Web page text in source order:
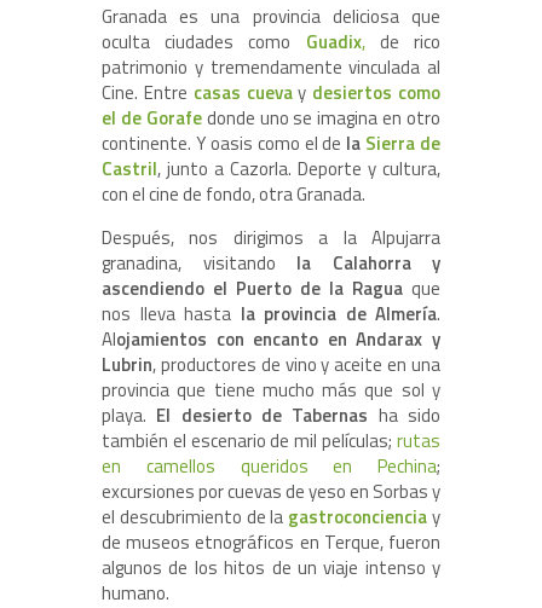
Granada es una provincia deliciosa que
oculta ciudades como Guadix,de rico
patrimonio y tremendamente vinculada al
Cine. Entre casas cueva y desiertos como
el de Gorafedonde uno se imagina en otro
continente. Y oasis como el de la Sierra de
Castril, junto a Cazorla. Deporte y cultura,
con el cine de fondo, otra Granada.
Después, nos dirigimos a la Alpujarra
granadina, visitando la Calahorra y
ascendiendo el Puerto de la Ragua que
nos lleva hasta la provincia de Almería.
Alojamientos con encanto en Andarax y
Lubrin, productores de vino y aceite en una
provincia que tiene mucho más que sol y
playa. El desierto de Tabernas ha sido
también el escenario de mil películas; rutas
en camellos queridos en Pechina;
excursiones por cuevas de yeso en Sorbas y
el descubrimiento de la gastroconcienciay
de museos etnográficos en Terque, fueron
algunos de los hitos de un viaje intenso y
humano.